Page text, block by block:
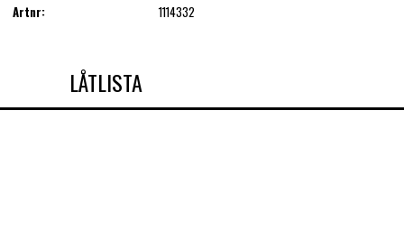
Artnr:
1114332
LÅTLISTA